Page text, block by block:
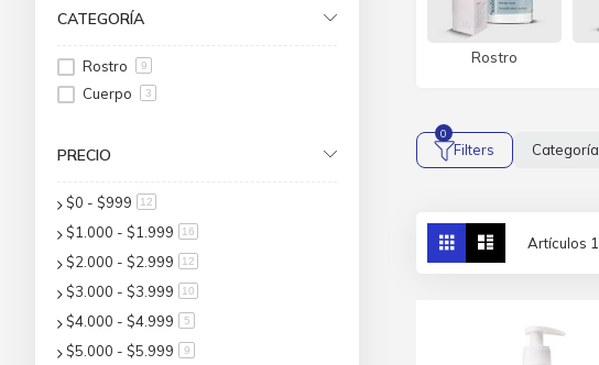
Rostro
Filters Categoría
Ver
como
Parrilla Artículos 1
CATEGORÍA
Rostro 9
Cuerpo 3
PRECIO
$0 - $999 12
$1.000 - $1.999 16
$2.000 - $2.999 12
$3.000 - $3.999 10
$4.000 - $4.999 5artículo
$5.000 - $5.999 9artículo